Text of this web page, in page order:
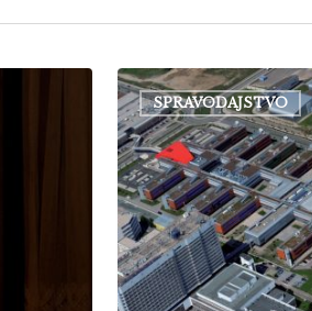
Kvestor
brnenskej
univerzity
hovoril
o
financovaní
vysokých
škôl
SPRAVODAJSTVO